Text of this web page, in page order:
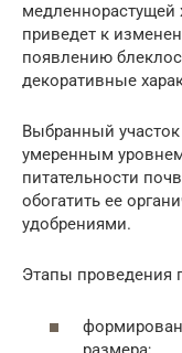
медленнорастущей
приведет к
появлению
декоративные
Выбранный
умеренным
питательности
обогатить ее
удобрениями.
Этапы проведения